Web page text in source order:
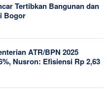
Tertibkan Bangunan dan
Bogor
ATR/BPN 2025
Nusron: Efisiensi Rp 2,63